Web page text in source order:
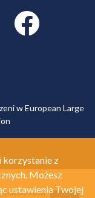
Facebook link
w European Large
korzystanie z
Możesz
ustawienia Twojej